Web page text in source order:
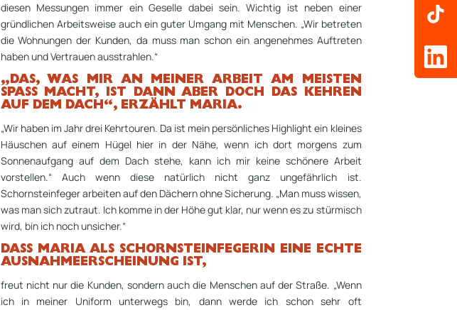
diesen Messungen immer ein Geselle dabei sein. Wichtig ist neben einer
gründlichen Arbeitsweise auch ein guter Umgang mit Menschen. „Wir betreten
die Wohnungen der Kunden, da muss man schon ein angenehmes Auftreten
haben und Vertrauen ausstrahlen.“
„DAS, WAS MIR AN MEINER ARBEIT AM MEISTEN
SPASS MACHT, IST DANN ABER DOCH DAS KEHREN A
UF DEM DACH“, ERZÄHLT MARIA.
„Wir haben im Jahr drei Kehrtouren. Da ist mein persönliches Highlight ein kleines
Häuschen auf einem Hügel hier in der Nähe, wenn ich dort morgens zum
Sonnenaufgang auf dem Dach stehe, kann ich mir keine schönere Arbeit
vorstellen.“ Auch wenn diese natürlich nicht ganz ungefährlich ist.
Schornsteinfeger arbeiten auf den Dächern ohne Sicherung. „Man muss wissen,
was man sich zutraut. Ich komme in der Höhe gut klar, nur wenn es zu stürmisch
wird, bin ich noch unsicher.“
DASS MARIA ALS SCHORNSTEINFEGERIN EINE ECHTE
AUSNAHMEERSCHEINUNG IST,
freut nicht nur die Kunden, sondern auch die Menschen auf der Straße. „Wenn
ich in meiner Uniform unterwegs bin, dann werde ich schon sehr oft